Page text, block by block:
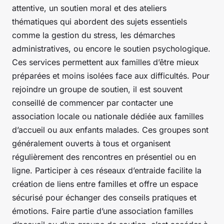
attentive, un soutien moral et des ateliers
thématiques qui abordent des sujets essentiels
comme la gestion du stress, les démarches
administratives, ou encore le soutien psychologique.
Ces services permettent aux familles d’être mieux
préparées et moins isolées face aux difficultés. Pour
rejoindre un groupe de soutien, il est souvent
conseillé de commencer par contacter une
association locale ou nationale dédiée aux familles
d’accueil ou aux enfants malades. Ces groupes sont
généralement ouverts à tous et organisent
régulièrement des rencontres en présentiel ou en
ligne. Participer à ces réseaux d’entraide facilite la
création de liens entre familles et offre un espace
sécurisé pour échanger des conseils pratiques et
émotions. Faire partie d’une association familles